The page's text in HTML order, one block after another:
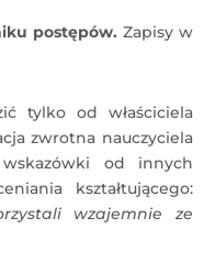
postępów. Zapisy w
tylko od właściciela
zwrotna nauczyciela
od innych
kształtującego:
wzajemnie ze